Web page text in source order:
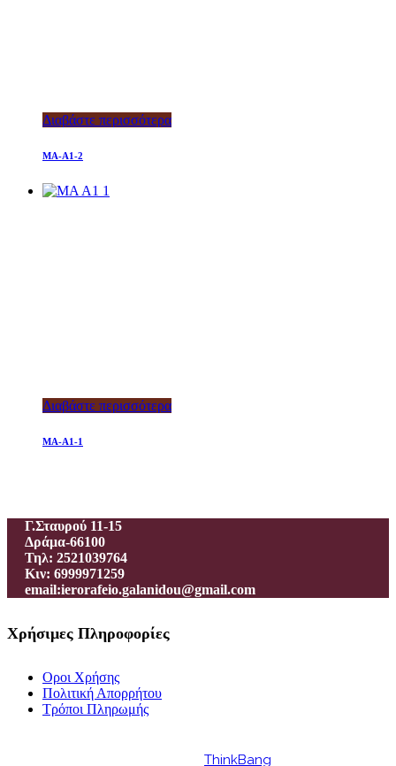
Διαβάστε περισσότερα
MA-A1-2
Διαβάστε περισσότερα
MA-A1-1
Γ.Σταυρού 11-15
Δράμα-66100
Τηλ: 2521039764
Κιν: 6999971259
email:ierorafeio.galanidou@gmail.com
Χρήσιμες Πληροφορίες
Οροι Χρήσης
Πολιτική Απορρήτου
Τρόποι Πληρωμής
ThinkBang